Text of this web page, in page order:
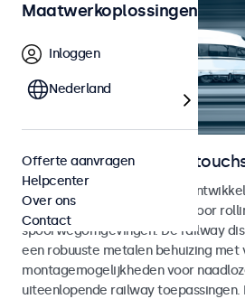
Railway monitoren en
Monitoren en touchscreens
met EN 50155 en EN 45545-2 voor
spoorwegomgevingen. De railway
een robuuste metalen behuizing met
montagemogelijkheden voor
uiteenlopende railway
Maatwerkoplossingen
Inloggen
Nederland
Offerte aanvragen
Helpcenter
Over ons
Contact